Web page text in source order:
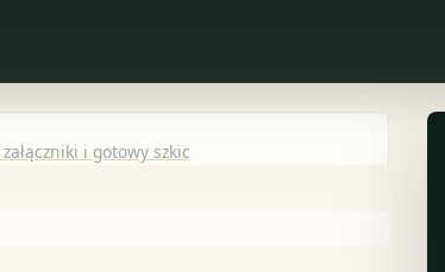
i gotowy szkic